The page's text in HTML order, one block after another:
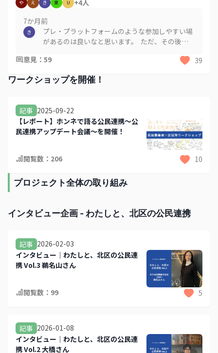
や え き 東 U +4人
7か月前
き
プレ・プラットフォームのような参加しやすい場
があるのは良いなと思います。 ただ、その後に
た。(Volume2インタビュー一部抜粋) インタビ
それで、プレプラットフォー厶の取り組みは有用
ーターがありますが、意思を持って応募してきた
人たちの熱量があるうちに、何らかの方策で熱量
の行き先を交通整理しないともったいないと思い
ました。 公民連携プレプラットフォームが期待
するメンバーやフォロワーへの働きかけに機敏に
反応したいと思います
意見 ： 59 39
ワークショップを開催！
記事 2025-09-22
【レポート】ホンネで語る公民連携～公
民連携アップデート会議～を開催！
閲覧数： 206 10
プロジェクト全体の取り組み
インタビュー企画 - わたしと、北区の公民連携
記事 2026-02-03
インタビュー｜わたしと、北区の公民連
携 Vol.3 鵜名山さん
閲覧数： 99 5
記事 2026-01-08
インタビュー｜わたしと、北区の公民連
携 Vol.2 大橋さん